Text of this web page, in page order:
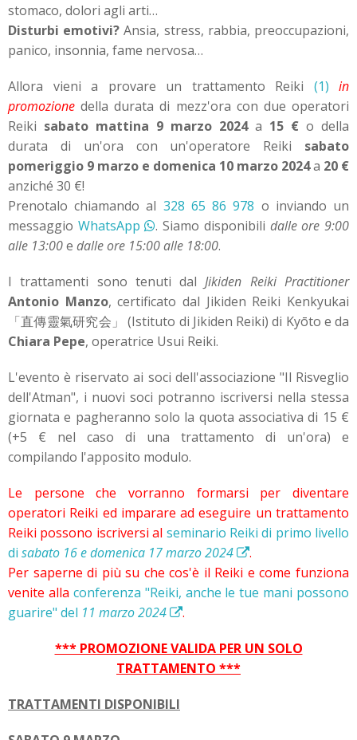
stomaco, dolori agli arti…
Disturbi emotivi? Ansia, stress, rabbia, preoccupazioni,
panico, insonnia, fame nervosa…
Allora vieni a provare un trattamento Reiki (1) in
promozione della durata di mezz'ora con due operatori
Reiki sabato mattina 9 marzo 2024a 15 € o della
durata di un'ora con un'operatore Reiki sabato
pomeriggio 9 marzo e domenica 10 marzo 2024a 20 €
anziché 30 €!
Prenotalo chiamando al 328 65 86 978 o inviando un
messaggio WhatsApp . Siamo disponibili dalle ore 9:00
alle 13:00e dalle ore 15:00 alle 18:00.
I trattamenti sono tenuti dalJikiden Reiki Practitioner
Antonio Manzo, certificato dal Jikiden Reiki Kenkyukai
「直傳靈氣研究会」 (Istituto di Jikiden Reiki) di Kyōto e da
Chiara Pepe, operatrice Usui Reiki.
L'evento è riservato ai soci dell'associazione "Il Risveglio
dell'Atman", i nuovi soci potranno iscriversi nella stessa
giornata e pagheranno solo la quota associativa di 15 €
(+5 € nel caso di una trattamento di un'ora) e
compilando l'apposito modulo.
Le persone che vorranno formarsi per diventare
operatori Reiki ed imparare ad eseguire un trattamento
Reiki possono iscriversi al seminario Reiki di primo livello
di sabato 16 e domenica 17 marzo 2024
.
Per saperne di più su che cos'è il Reiki e come funziona
venite alla conferenza "Reiki, anche le tue mani possono
guarire" del 11 marzo 2024 .
*** PROMOZIONE VALIDA PER UN SOLO
TRATTAMENTO ***
TRATTAMENTI DISPONIBILI